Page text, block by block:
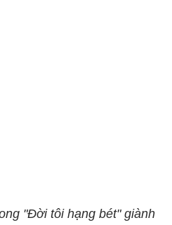
"Đời tôi hạng bét" giành